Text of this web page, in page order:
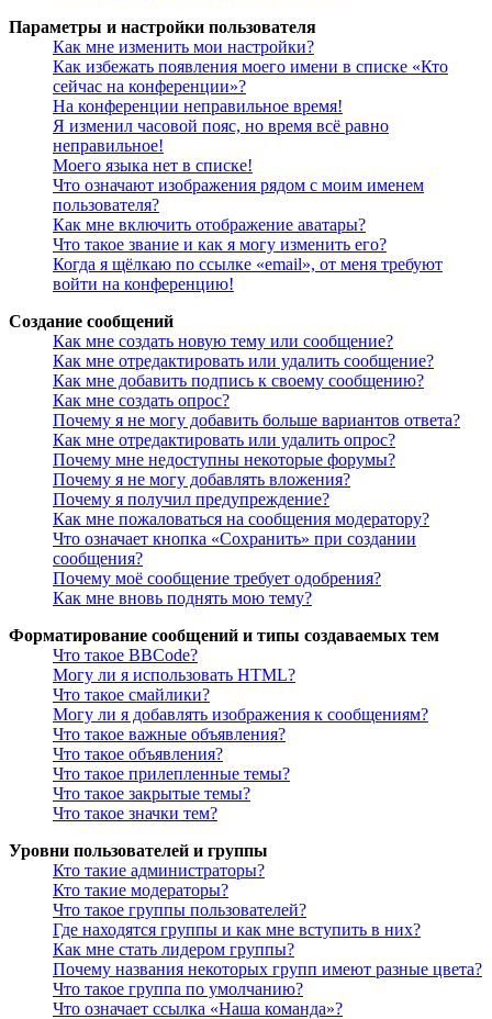
Параметры и настройки пользователя
Как мне изменить мои настройки?
Как избежать появления моего имени в списке «Кто
сейчас на конференции»?
На конференции неправильное время!
Я изменил часовой пояс, но время всё равно
неправильное!
Моего языка нет в списке!
Что означают изображения рядом с моим именем
пользователя?
Как мне включить отображение аватары?
Что такое звание и как я могу изменить его?
Когда я щёлкаю по ссылке «email», от меня требуют
войти на конференцию!
Создание сообщений
Как мне создать новую тему или сообщение?
Как мне отредактировать или удалить сообщение?
Как мне добавить подпись к своему сообщению?
Как мне создать опрос?
Почему я не могу добавить больше вариантов ответа?
Как мне отредактировать или удалить опрос?
Почему мне недоступны некоторые форумы?
Почему я не могу добавлять вложения?
Почему я получил предупреждение?
Как мне пожаловаться на сообщения модератору?
Что означает кнопка «Сохранить» при создании
сообщения?
Почему моё сообщение требует одобрения?
Как мне вновь поднять мою тему?
Форматирование сообщений и типы создаваемых тем
Что такое BBCode?
Могу ли я использовать HTML?
Что такое смайлики?
Могу ли я добавлять изображения к сообщениям?
Что такое важные объявления?
Что такое объявления?
Что такое прилепленные темы?
Что такое закрытые темы?
Что такое значки тем?
Уровни пользователей и группы
Кто такие администраторы?
Кто такие модераторы?
Что такое группы пользователей?
Где находятся группы и как мне вступить в них?
Как мне стать лидером группы?
Почему названия некоторых групп имеют разные цвета?
Что такое группа по умолчанию?
Что означает ссылка «Наша команда»?